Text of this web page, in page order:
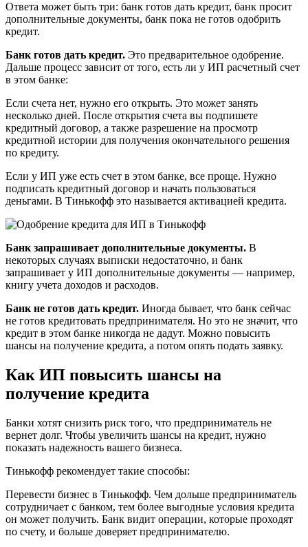
Ответа может быть три: банк готов дать кредит, банк просит
дополнительные документы, банк пока не готов одобрить
кредит.
Банк готов дать кредит. Это предварительное одобрение.
Дальше процесс зависит от того, есть ли у ИП расчетный счет
в этом банке:
Если счета нет, нужно его открыть. Это может занять
несколько дней. После открытия счета вы подпишете
кредитный договор, а также разрешение на просмотр
кредитной истории для получения окончательного решения
по кредиту.
Если у ИП уже есть счет в этом банке, все проще. Нужно
подписать кредитный договор и начать пользоваться
деньгами. В Тинькофф это называется активацией кредита.
Банк запрашивает дополнительные документы. В
некоторых случаях выписки недостаточно, и банк
запрашивает у ИП дополнительные документы — например,
книгу учета доходов и расходов.
Банк не готов дать кредит. Иногда бывает, что банк сейчас
не готов кредитовать предпринимателя. Но это не значит, что
кредит в этом банке никогда не дадут. Можно повысить
шансы на получение кредита, а потом опять подать заявку.
Как ИП повысить шансы на
получение кредита
Банки хотят снизить риск того, что предприниматель не
вернет долг. Чтобы увеличить шансы на кредит, нужно
показать надежность вашего бизнеса.
Тинькофф рекомендует такие способы:
Перевести бизнес в Тинькофф. Чем дольше предприниматель
сотрудничает с банком, тем более выгодные условия кредита
он может получить. Банк видит операции, которые проходят
по счету, и больше доверяет предпринимателю.